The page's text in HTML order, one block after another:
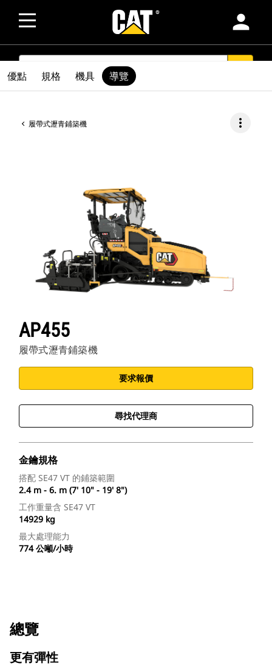
person
SEARCH
履帶式瀝青鋪築機 more_vert
AP455
履帶式瀝青鋪築機
要求報價
尋找代理商
金鑰規格
搭配 SE47 VT 的鋪築範圍
2.4 m - 6. m (7' 10" - 19' 8")
工作重量含 SE47 VT
14929 kg
最大處理能力
774 公噸/小時
優點 規格 機具 導覽
總覽
更有彈性